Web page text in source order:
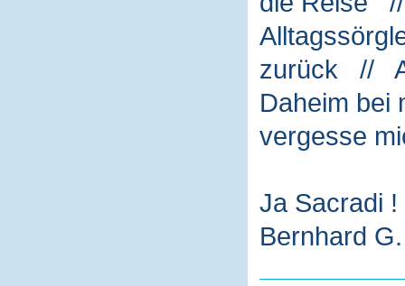
zurück //
Daheim
vergesse
Ja Sacradi
Bernhard